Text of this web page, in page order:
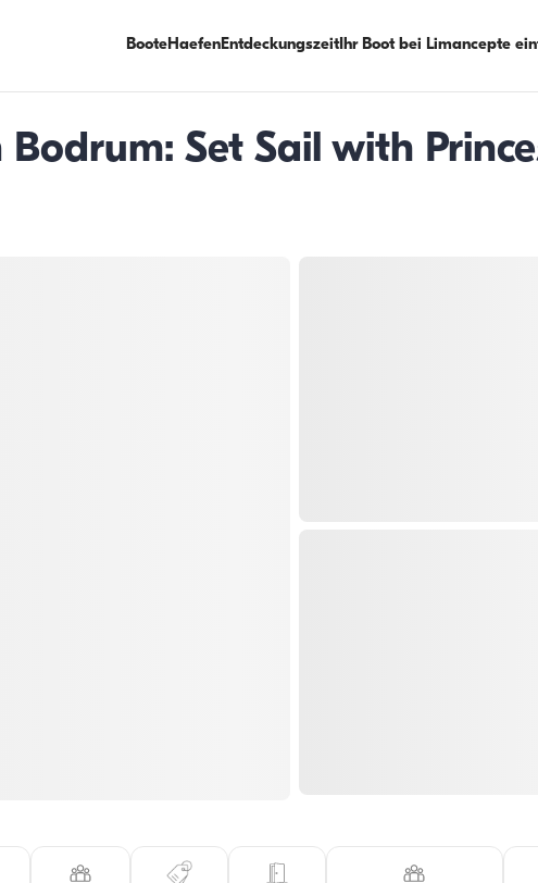
BooteHaefenEntdeckungszeitIhr Boot bei Limancepte
Set Sail with